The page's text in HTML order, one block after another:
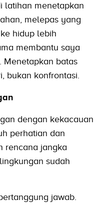
latihan menetapkan
melepas yang
hidup lebih
membantu saya
Menetapkan batas
bukan konfrontasi.
dengan kekacauan
perhatian dan
rencana jangka
sudah
jawab.